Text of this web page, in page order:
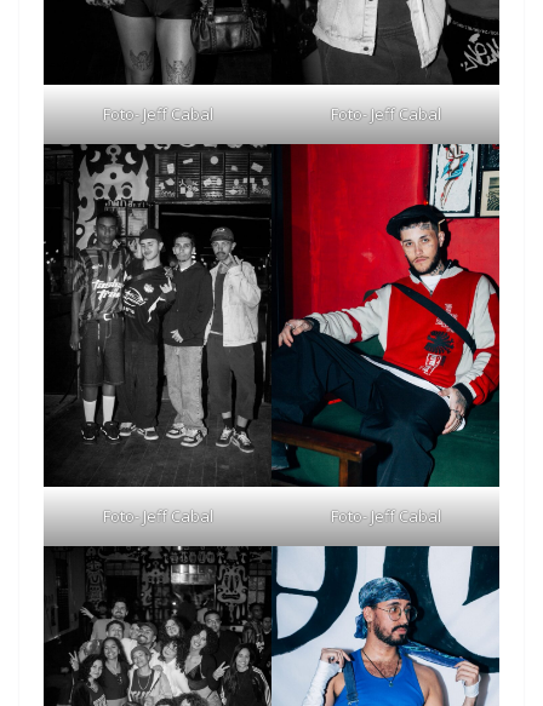
Foto- Jeff Cabal Foto- Jeff Cabal
Foto- Jeff Cabal Foto- Jeff Cabal